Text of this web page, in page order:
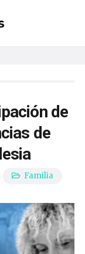
de
de
Familia